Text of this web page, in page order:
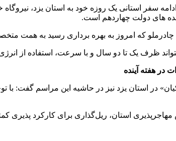
های دولت چهاردهم است.
ظرف یک تا دو سال و با سرعت، استفاده از
در هفته‌ آینده
در استان یزد نیز در حاشیه این مراسم گفت: با
مهاجرپذیری استان، ریل‌گذاری برای کارکرد پذیری